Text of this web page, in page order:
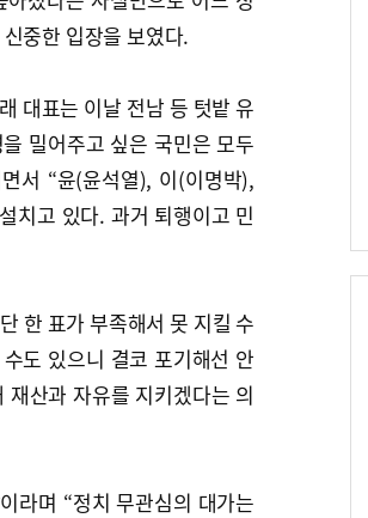
중한 입장을 보였다.
대표는 이날 전남 등 텃밭 유
밀어주고 싶은 국민은 모두
서 “윤(윤석열), 이(이명박),
치고 있다. 과거 퇴행이고 민
한 표가 부족해서 못 지킬 수
도 있으니 결코 포기해선 안
산과 자유를 지키겠다는 의
라며 “정치 무관심의 대가는